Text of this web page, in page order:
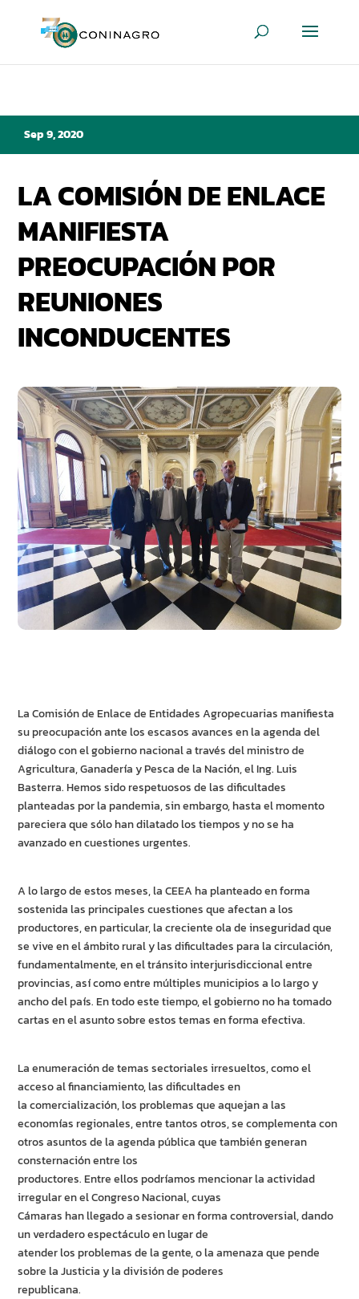
Sep 9, 2020
LA COMISIÓN DE ENLACE
MANIFIESTA
PREOCUPACIÓN POR
REUNIONES
INCONDUCENTES
La Comisión de Enlace de Entidades Agropecuarias manifiesta
su preocupación ante los escasos avances en la agenda del
diálogo con el gobierno nacional a través del ministro de
Agricultura, Ganadería y Pesca de la Nación, el Ing. Luis
Basterra. Hemos sido respetuosos de las dificultades
planteadas por la pandemia, sin embargo, hasta el momento
pareciera que sólo han dilatado los tiempos y no se ha
avanzado en cuestiones urgentes.
A lo largo de estos meses, la CEEA ha planteado en forma
sostenida las principales cuestiones que afectan a los
productores, en particular, la creciente ola de inseguridad que
se vive en el ámbito rural y las dificultades para la circulación,
fundamentalmente, en el tránsito interjurisdiccional entre
provincias, así como entre múltiples municipios a lo largo y
ancho del país. En todo este tiempo, el gobierno no ha tomado
cartas en el asunto sobre estos temas en forma efectiva.
La enumeración de temas sectoriales irresueltos, como el
acceso al financiamiento, las dificultades en
la comercialización, los problemas que aquejan a las
economías regionales, entre tantos otros, se complementa con
otros asuntos de la agenda pública que también generan
consternación entre los
productores. Entre ellos podríamos mencionar la actividad
irregular en el Congreso Nacional, cuyas
Cámaras han llegado a sesionar en forma controversial, dando
un verdadero espectáculo en lugar de
atender los problemas de la gente, o la amenaza que pende
sobre la Justicia y la división de poderes
republicana.